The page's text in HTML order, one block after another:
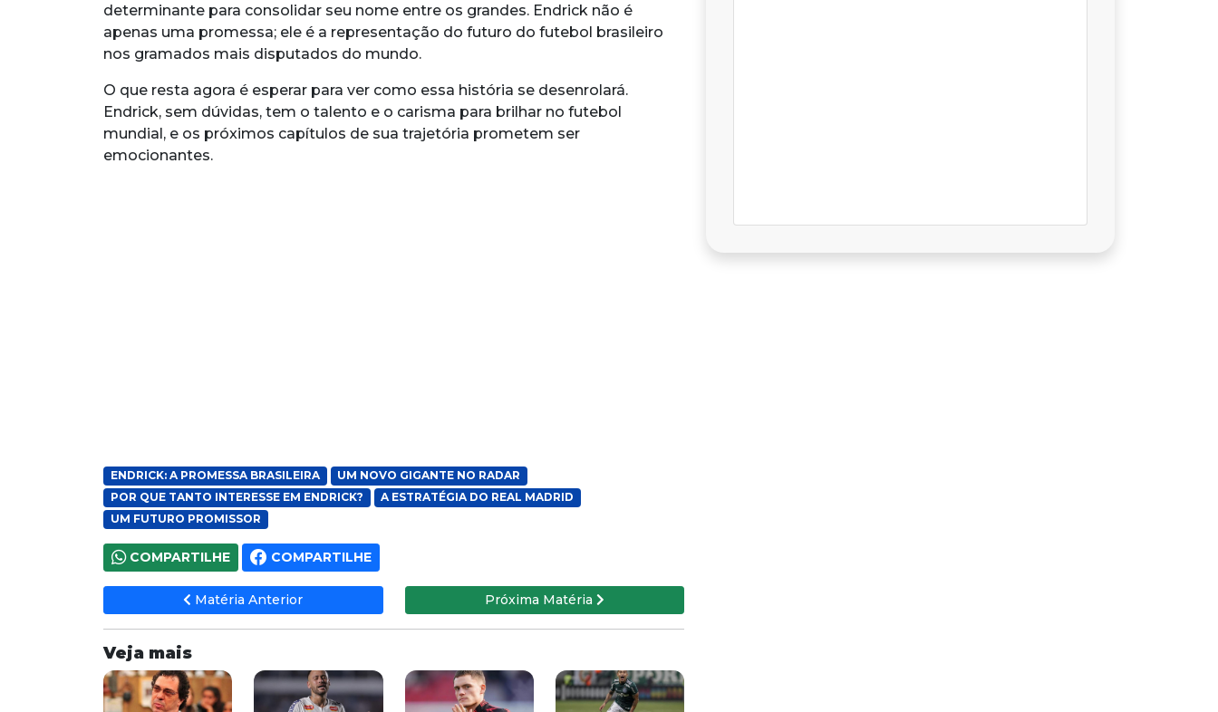
determinante para consolidar seu nome entre os grandes. Endrick não é
apenas uma promessa; ele é a representação do futuro do futebol brasileiro
nos gramados mais disputados do mundo.
O que resta agora é esperar para ver como essa história se desenrolará.
Endrick, sem dúvidas, tem o talento e o carisma para brilhar no futebol
mundial, e os próximos capítulos de sua trajetória prometem ser
emocionantes.
ENDRICK: A PROMESSA BRASILEIRA
UM NOVO GIGANTE NO RADAR
POR QUE TANTO INTERESSE EM ENDRICK?
A ESTRATÉGIA DO REAL MADRID
UM FUTURO PROMISSOR
COMPARTILHE COMPARTILHE
Matéria Anterior Próxima Matéria
Veja mais